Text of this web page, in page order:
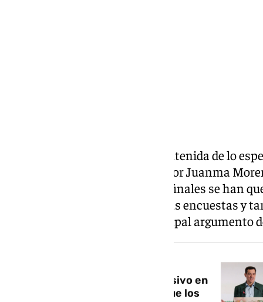
Noche electoral más larga y contenida de lo
Aunque la formación liderada por Juanma
este 17 de mayo, los resultados finales se han
absoluta que apuntaban algunas encuestas y
«gobierno de estabilidad», principal argumento
El pacto PP-Vox, de nuevo decisivo en
unas elecciones: Andalucía sigue los